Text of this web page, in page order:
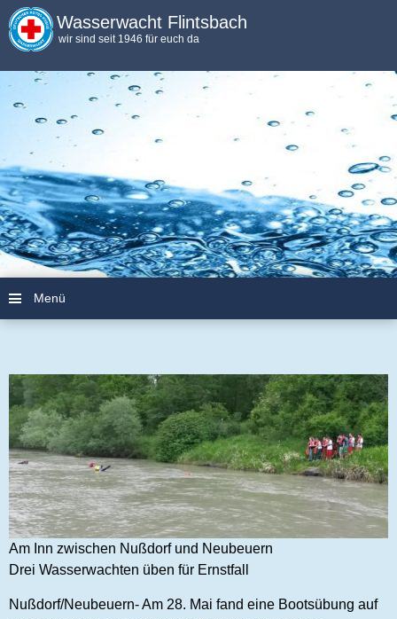
Wasserwacht Flintsbach
wir sind seit 1946 für euch da
Menü
Am Inn zwischen Nußdorf und Neubeuern
Drei Wasserwachten üben für Ernstfall
Nußdorf/Neubeuern- Am 28. Mai fand eine Bootsübung auf